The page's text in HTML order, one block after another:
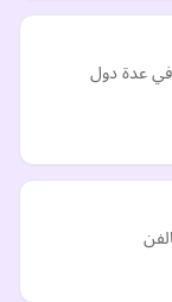
في عدة دول